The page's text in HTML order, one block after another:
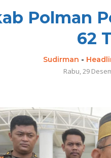
Polman
62
Sudirman -
Rabu, 29